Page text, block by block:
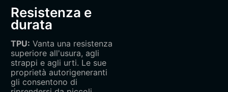
Resistenza e
durata‌
TPU‌: Vanta una resistenza
superiore all'usura, agli
strappi e agli urti. Le sue
proprietà autorigeneranti
gli consentono di